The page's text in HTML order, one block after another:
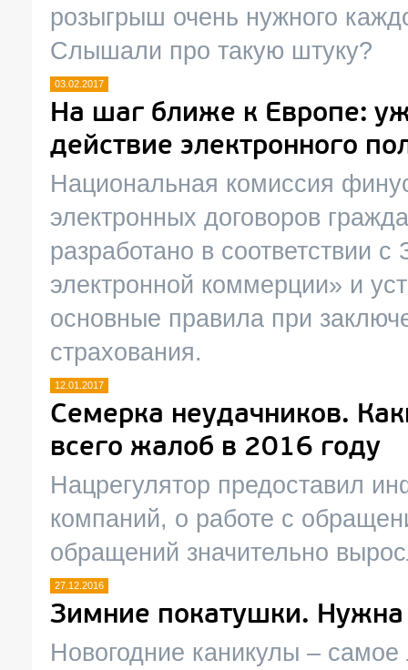
розыгрыш очень нужного
Слышали про такую штуку?
03.02.2017
На шаг ближе к Европе:
действие электронного
Национальная комиссия
электронных договоров
разработано в
электронной коммерции» и
основные правила при
страхования.
12.01.2017
Семерка неудачников.
всего жалоб в 2016 году
Нацрегулятор предоставил
компаний, о работе с
обращений значительно
27.12.2016
Зимние покатушки. Нужна
Новогодние каникулы –